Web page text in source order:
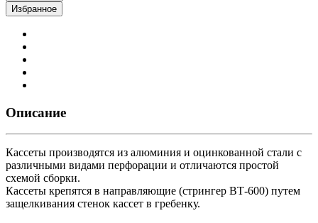
Избранное
Описание
Кассеты производятся из алюминия и оцинкованной стали с
различными видами перфорации и отличаются простой
схемой сборки.
Кассеты крепятся в направляющие (стрингер ВТ-600) путем
защелкивания стенок кассет в гребенку.